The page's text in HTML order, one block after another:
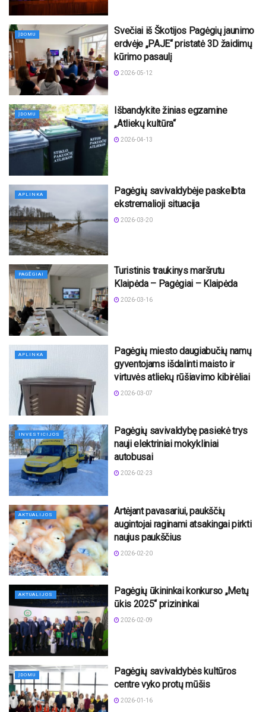
ĮDOMU
Svečiai iš Škotijos Pagėgių jaunimo
erdvėje „PAJE“ pristatė 3D žaidimų
kūrimo pasaulį
2026-05-12
ĮDOMU
Išbandykite žinias egzamine
„Atliekų kultūra“
2026-04-13
APLINKA
Pagėgių savivaldybėje paskelbta
ekstremalioji situacija
2026-03-20
PAGĖGIAI
Turistinis traukinys maršrutu
Klaipėda – Pagėgiai – Klaipėda
2026-03-16
APLINKA
Pagėgių miesto daugiabučių namų
gyventojams išdalinti maisto ir
virtuvės atliekų rūšiavimo kibirėliai
2026-03-07
INVESTICIJOS
Pagėgių savivaldybę pasiekė trys
nauji elektriniai mokykliniai
autobusai
2026-02-23
AKTUALIJOS
Artėjant pavasariui, paukščių
augintojai raginami atsakingai pirkti
naujus paukščius
2026-02-20
AKTUALIJOS
Pagėgių ūkininkai konkurso „Metų
ūkis 2025“ prizininkai
2026-02-09
ĮDOMU
Pagėgių savivaldybės kultūros
centre vyko protų mūšis
2026-01-16